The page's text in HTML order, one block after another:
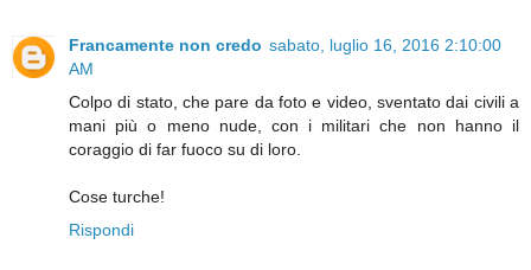
Francamente non credo sabato, luglio 16, 2016 2:10:00
AM
Colpo di stato, che pare da foto e video, sventato dai civili a
mani più o meno nude, con i militari che non hanno il
coraggio di far fuoco su di loro.
Cose turche!
Rispondi